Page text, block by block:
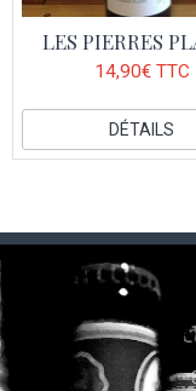
LES PIERRES
14,90€ TTC
DÉTAILS